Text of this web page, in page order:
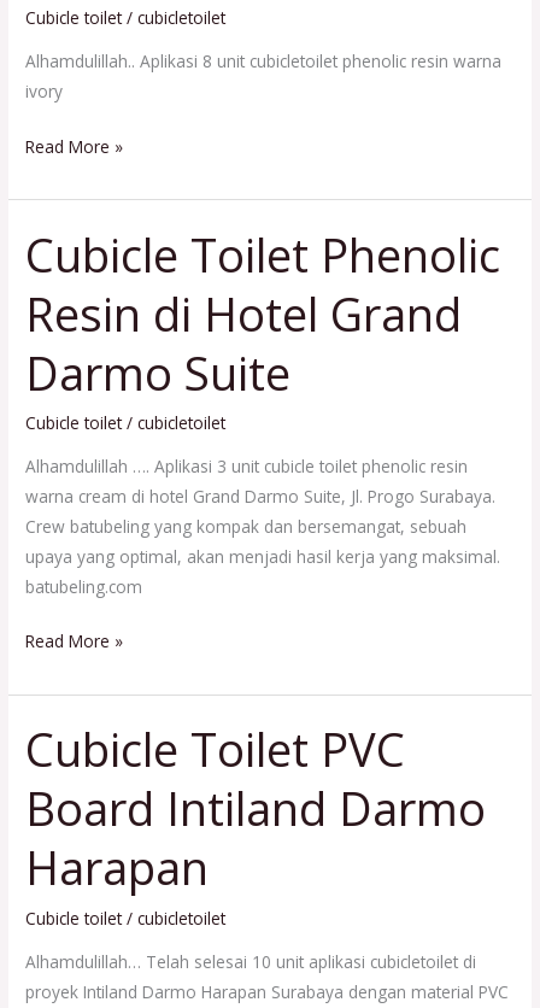
Cubicle toilet/cubicletoilet
Alhamdulillah.. Aplikasi 8 unit cubicletoilet phenolic resin warna
ivory
Probolinggo
Read More »
Cubicle Toilet Phenolic
Resin di Hotel Grand
Darmo Suite
Cubicle toilet/cubicletoilet
Alhamdulillah …. Aplikasi 3 unit cubicle toilet phenolic resin
warna cream di hotel Grand Darmo Suite, Jl. Progo Surabaya.
Crew batubeling yang kompak dan bersemangat, sebuah
upaya yang optimal, akan menjadi hasil kerja yang maksimal.
batubeling.com
Cubicle
Toilet
Phenolic
Resin
di
Hotel
Grand
Suite
Read More »
Cubicle Toilet PVC
Board Intiland Darmo
Harapan
Cubicle toilet/cubicletoilet
Alhamdulillah… Telah selesai 10 unit aplikasi cubicletoilet di
proyek Intiland Darmo Harapan Surabaya dengan material PVC
Cubicle
Toilet
PVC
Board
Intiland
Darmo
Harapan